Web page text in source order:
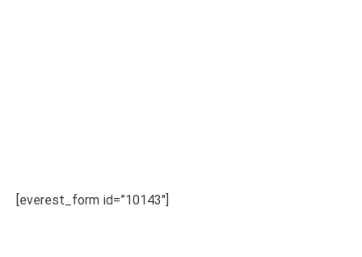
[everest_form id=”10143″]